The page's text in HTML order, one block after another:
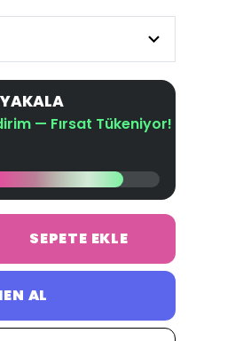
YAKALA
— Fırsat Tükeniyor!
SEPETE EKLE
AL